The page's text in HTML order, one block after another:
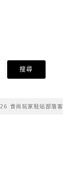
食尚玩家駐站部落客